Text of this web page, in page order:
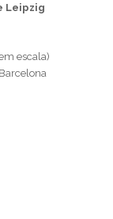
Leipzig
escala)